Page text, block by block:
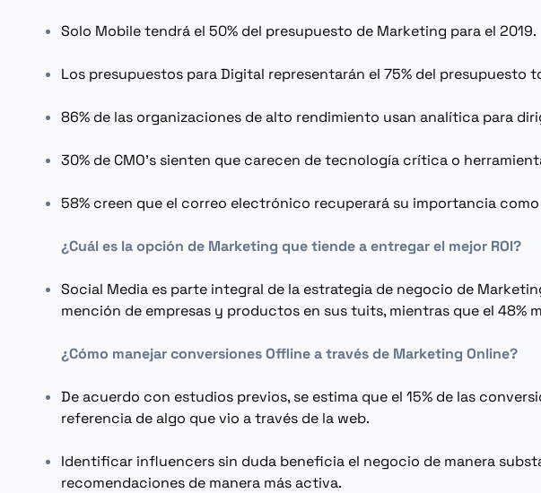
Solo Mobiletendrá el 50% del presupuesto de Marketing para el 2019.
Los presupuestos para Digital representarán el 75% del presupuesto
86% de las organizaciones de alto rendimiento usan analítica para
30% de CMO's sienten que carecen de tecnología crítica o
58% creen que el correo electrónico recuperará su importancia
¿Cuál es la opción de Marketing que tiende a entregar el mejor ROI?
Social Media es parte integral de la estrategia de negocio de
mención de empresas y productos en sus tuits, mientras que el 48%
¿Cómo manejar conversionesOfflinea través de Marketing Online?
De acuerdo con estudios previos, se estima que el 15% de las
referencia de algo que vio a través de la web.
Identificar influencers sin duda beneficia el negocio de manera
recomendaciones de manera más activa.